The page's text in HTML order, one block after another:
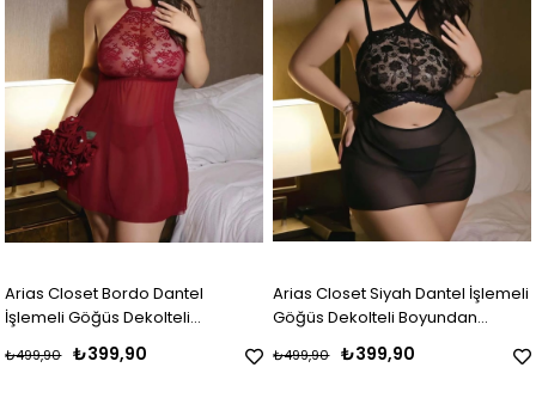
Arias Closet Bordo Dantel
İşlemeli Göğüs Dekolteli
Boyundan Bağlamalı Fantezi
String Tül Gecelik Takımı
₺399,90
₺499,90
Arias Closet Siyah Dantel İşlemeli
Göğüs Dekolteli Boyundan
Bağlamalı Fantezi String Tül
Gecelik Takımı
₺399,90
₺499,90